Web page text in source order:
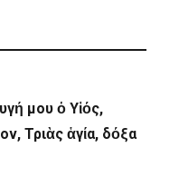
μου ὁ Υἱός,
Τριὰς ἁγία, δόξα